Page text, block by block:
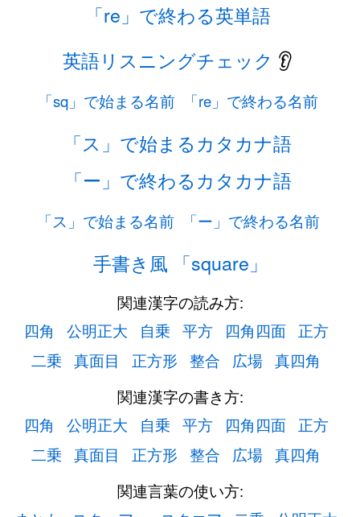
「re」で終わる英単語
英語リスニングチェック 👂
「sq」で始まる名前 「re」で終わる名前
「ス」で始まるカタカナ語
「ー」で終わるカタカナ語
「ス」で始まる名前 「ー」で終わる名前
手書き風 「square」
関連漢字の読み方:
四角
公明正大 自乗 平方 四角四面
正方
二乗 真面目 正方形 整合 広場 真四角
関連漢字の書き方:
四角
公明正大 自乗 平方 四角四面
正方
二乗 真面目 正方形 整合 広場 真四角
関連言葉の使い方: